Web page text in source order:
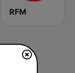
RFM